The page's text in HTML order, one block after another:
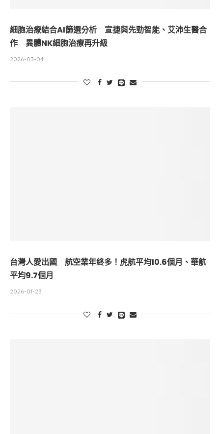
細胞治療結合AI篩選分析 宣捷與先勁智能、艾沛生醫合
作 異體NK細胞治療再升級
2026-03-04
台灣人愛出國 航空業年終多！虎航平均10.6個月、華航
平均9.7個月
2026-01-23